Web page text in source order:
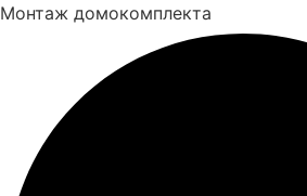
Монтаж домокомплекта